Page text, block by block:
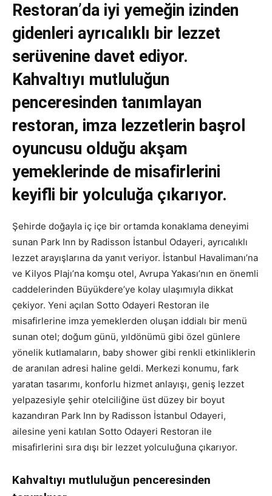
Restoran’da iyi yemeğin izinden
gidenleri ayrıcalıklı bir lezzet
serüvenine davet ediyor.
Kahvaltıyı mutluluğun
penceresinden tanımlayan
restoran, imza lezzetlerin başrol
oyuncusu olduğu akşam
yemeklerinde de misafirlerini
keyifli bir yolculuğa çıkarıyor.
Şehirde doğayla iç içe bir ortamda konaklama deneyimi
sunan Park Inn by Radisson İstanbul Odayeri, ayrıcalıklı
lezzet arayışlarına da yanıt veriyor. İstanbul Havalimanı’na
ve Kilyos Plajı’na komşu otel, Avrupa Yakası’nın en önemli
caddelerinden Büyükdere’ye kolay ulaşımıyla dikkat
çekiyor. Yeni açılan Sotto Odayeri Restoran ile
misafirlerine imza yemeklerden oluşan iddialı bir menü
sunan otel; doğum günü, yıldönümü gibi özel günlere
yönelik kutlamaların, baby shower gibi renkli etkinliklerin
de aranılan adresi haline geldi. Merkezi konumu, fark
yaratan tasarımı, konforlu hizmet anlayışı, geniş lezzet
yelpazesiyle şehir otelciliğine üst düzey bir boyut
kazandıran Park Inn by Radisson İstanbul Odayeri,
ailesine yeni katılan Sotto Odayeri Restoran ile
misafirlerini sıra dışı bir lezzet yolculuğuna çıkarıyor.
Kahvaltıyı mutluluğun penceresinden